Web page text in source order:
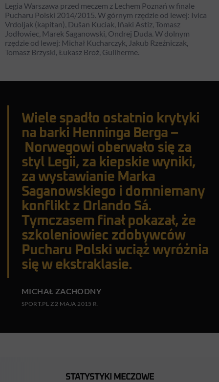
Legia Warszawa przed meczem z Lechem Poznań w finale
Pucharu Polski 2014/2015. W górnym rzędzie od lewej: Ivica
Vrdoljak (kapitan), Dušan Kuciak, Iñaki Astiz, Tomasz
Jodłowiec, Marek Saganowski, Ondrej Duda. W dolnym
rzędzie od lewej: Michał Kucharczyk, Jakub Rzeźniczak,
Tomasz Brzyski, Łukasz Broź, Guilherme.
Wiele spadło ostatnio krytyki
na barki Henninga Berga –
Norwegowi oberwało się za
styl Legii, za kiepskie wyniki,
za wystawianie Marka
Saganowskiego i domniemany
konflikt z Orlando Sá.
Tymczasem finał pokazał, że
szkoleniowiec zdobywców
Pucharu Polski wciąż wyróżnia
się w ekstraklasie.
MICHAŁ ZACHODNY
SPORT.PL Z 2 MAJA 2015 R.
STATYSTYKI MECZOWE